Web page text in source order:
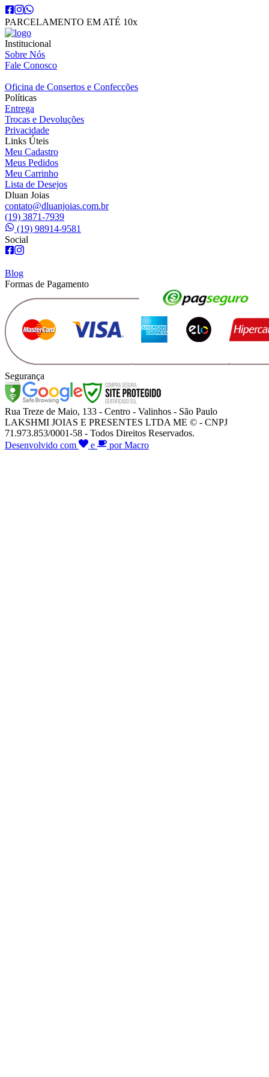
PARCELAMENTO EM ATÉ 10x
Institucional
Sobre Nós
Fale Conosco
Oficina de Consertos e Confecções
Políticas
Entrega
Trocas e Devoluções
Privacidade
Links Úteis
Meu Cadastro
Meus Pedidos
Meu Carrinho
Lista de Desejos
Dluan Joias
contato@dluanjoias.com.br
(19) 3871-7939
(19) 98914-9581
Social
Blog
Formas de Pagamento
Segurança
Rua Treze de Maio, 133 - Centro - Valinhos - São Paulo
LAKSHMI JOIAS E PRESENTES LTDA ME © - CNPJ
71.973.853/0001-58 - Todos Direitos Reservados.
Desenvolvido com
e por Macro